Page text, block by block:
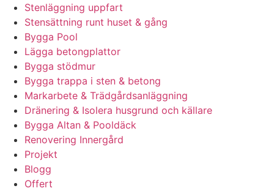
Stenläggning uppfart
Stensättning runt huset & gång
Bygga Pool
Lägga betongplattor
Bygga stödmur
Bygga trappa i sten & betong
Markarbete & Trädgårdsanläggning
Dränering & Isolera husgrund och källare
Bygga Altan & Pooldäck
Renovering Innergård
Projekt
Blogg
Offert